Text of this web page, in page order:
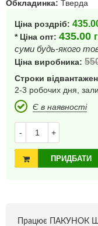
Обкладинка: Тверда
Ціна роздріб:
* Ціна опт: 435.00
суми будь-якого
Ціна виробника:
Строки
2-3 робочих дня,
Є в наявності
- +
ПРИДБАТИ
Працює ПАКУНОК